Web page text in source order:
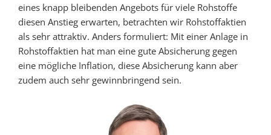
eines knapp bleibenden Angebots für viele Rohstoffe
diesen Anstieg erwarten, betrachten wir Rohstoffaktien
als sehr attraktiv. Anders formuliert: Mit einer Anlage in
Rohstoffaktien hat man eine gute Absicherung gegen
eine mögliche Inflation, diese Absicherung kann aber
zudem auch sehr gewinnbringend sein.